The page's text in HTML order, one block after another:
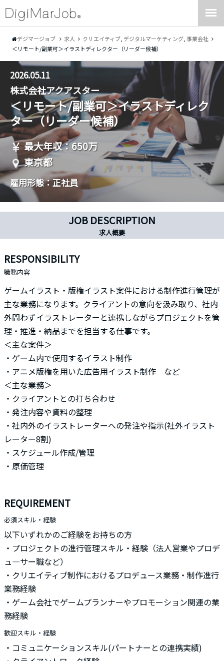
デジマージョブ 求人 クリエイティブ デジタルマーケティング ,事業会社
＜リモート/副業可＞イラストディレクター（リーダー候補）
2026.05.11
株式会社アクアスター
＜リモート/副業可＞イラストディレク
ター（リーダー候補）
最大年収：650万
東京都
雇用形態：正社員
JOB DESCRIPTION
求人概要
RESPONSIBILITY
職務内容
ゲームイラスト・版権イラスト案件における制作進行管理が
主な業務になります。クライアントの意向を汲み取り、社内
外問わずイラストレーターと連携しながらプロジェクトを管
理・推進・納品までを担当する仕事です。
＜主な案件＞
・ゲーム内で使用するイラスト制作
・アニメ版権を用いた広告用イラスト制作 など
＜主な業務＞
・クライアントとの打ち合わせ
・発注内容や資料の整理
・社内外のイラストレーターへの発注や指示(社外イラスト
レーター8割)
・スケジュール作成/管理
・原価管理
REQUIREMENT
必須スキル・経験
以下いずれかのご経験をお持ちの方
・プロジェクトの進行管理スキル・経験（法人営業やプロデ
ュ―サー職など）
・クリエイティブ制作におけるプロデュース業務・制作進行
業務経験
・ゲーム会社でゲームプランナーやプロモーション関連の業
務経験
歓迎スキル・経験
・コミュニケーションスキル(パートナーとの連携実績)